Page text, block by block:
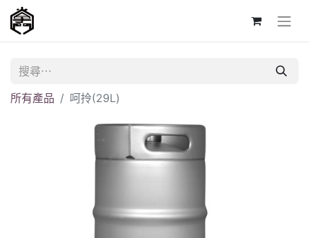
所有產品 呵拎(29L)